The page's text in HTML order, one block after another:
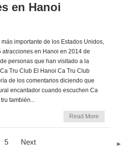
en Hanoi
importante de los Estados Unidos,
atracciones en Hanoi en 2014 de
personas que han visitado a la
Tru Club El Hanoi Ca Tru Club
de los comentarios diciendo que
encantador cuando escuchen Ca
también...
Read More
5 Next ►